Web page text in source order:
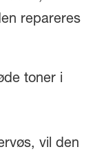
repareres
toner i
vil den